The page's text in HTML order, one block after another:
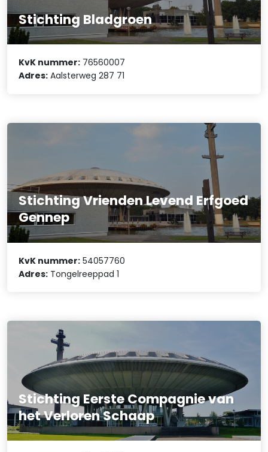
Stichting Bladgroen
KvK nummer: 76560007
Adres: Aalsterweg 287 71
Stichting Vrienden Levend Erfgoed
Gennep
KvK nummer: 54057760
Adres: Tongelreeppad 1
Stichting Eerste Compagnie van
het Verloren Schaap